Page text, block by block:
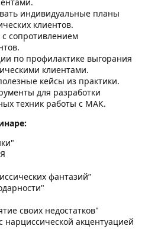
индивидуальные планы
клиентов.
с сопротивлением
по профилактике выгорания
клиентами.
кейсы из практики.
для разработки
техник работы с МАК.
фантазий”
своих недостатков"
акцентуацией